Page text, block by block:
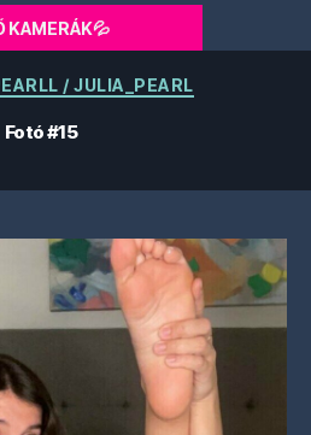
KAMERÁK💦
Kategóriák
/ JULIA_PEARL
Fotó #15